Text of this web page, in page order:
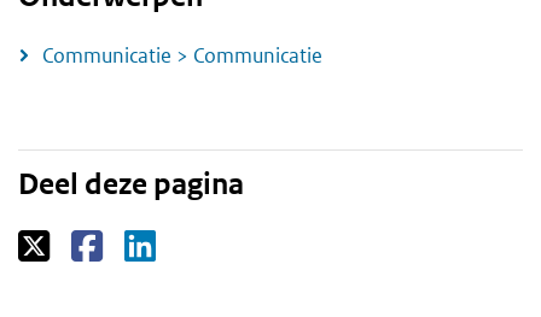
Communicatie > Communicatie
Deel deze pagina